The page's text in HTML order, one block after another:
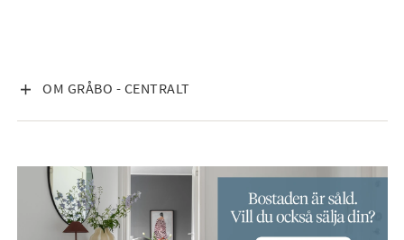
OM GRÅBO - CENTRALT
VISA INNEHÅLL